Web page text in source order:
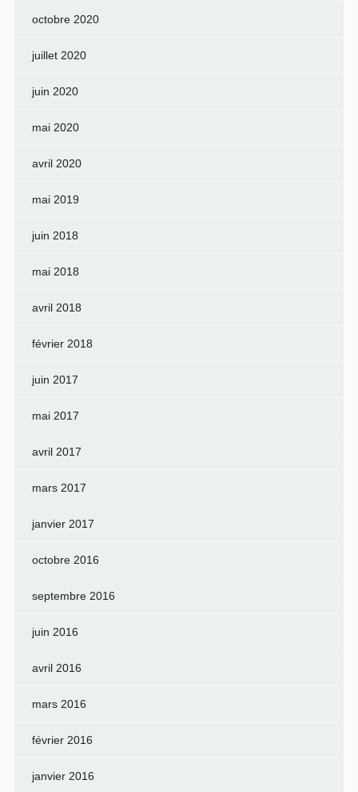
octobre 2020
juillet 2020
juin 2020
mai 2020
avril 2020
mai 2019
juin 2018
mai 2018
avril 2018
février 2018
juin 2017
mai 2017
avril 2017
mars 2017
janvier 2017
octobre 2016
septembre 2016
juin 2016
avril 2016
mars 2016
février 2016
janvier 2016